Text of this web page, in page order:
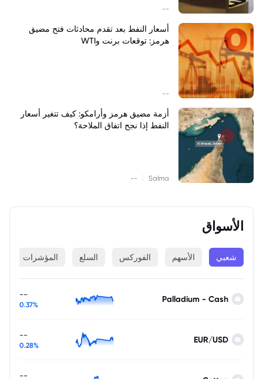
--
أسعار النفط بعد تقدم محادثات فتح مضيق
هرمز: توقعات برنت وWTI
--
أزمة مضيق هرمز وأرامكو: كيف تتغير أسعار
النفط إذا نجح اتفاق الملاحة؟
Salma
--
الأسواق
شعبي الأسهم الفوركس السلع المؤشرات
Palladium - Cash
--
0.37%
EUR/USD
--
0.28%
--